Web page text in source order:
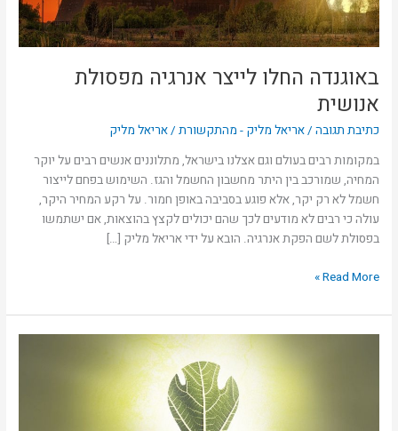
באוגנדה החלו לייצר אנרגיה מפסולת
אנושית
כתיבת תגובה /אריאל מליק - מהתקשורת /אריאל מליק
במקומות רבים בעולם וגם אצלנו בישראל, מתלוננים אנשים רבים על יוקר
המחיה, שמורכב בין היתר מחשבון החשמל והגז. השימוש בפחם לייצור
חשמל לא רק יקר, אלא פוגע בסביבה באופן חמור. על רקע המחיר היקר,
עולה כי רבים לא מודעים לכך שהם יכולים לקצץ בהוצאות, אם ישתמשו
בפסולת לשם הפקת אנרגיה. הובא על ידי אריאל מליק […]
Read More »